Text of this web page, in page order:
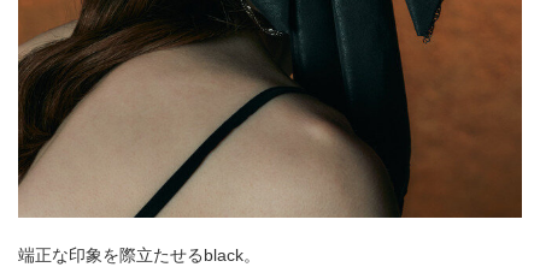
端正な印象を際立たせるblack。